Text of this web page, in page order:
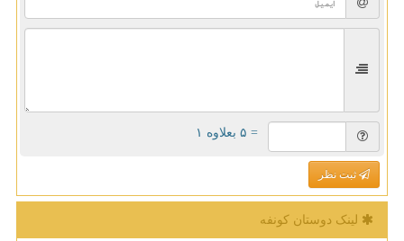
= ۵ بعلاوه ۱
ثبت نظر
لینک دوستان كونفه